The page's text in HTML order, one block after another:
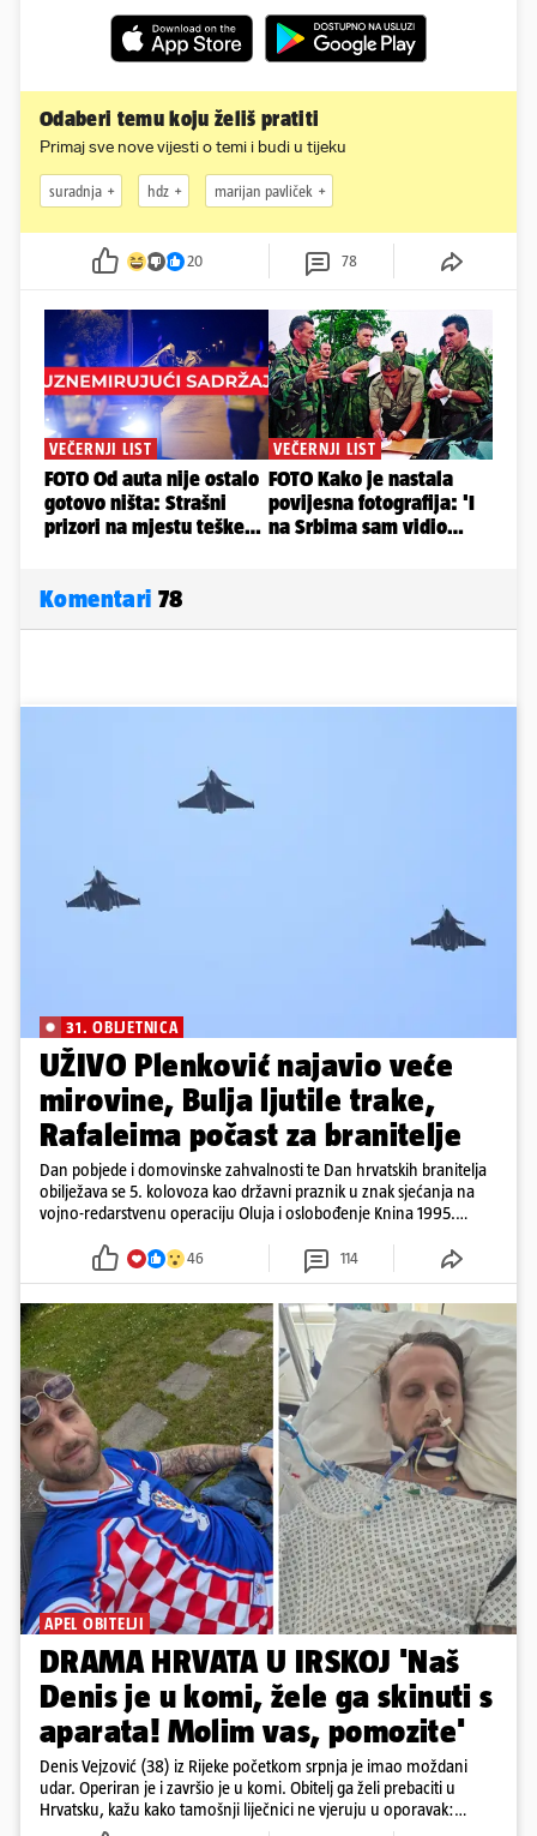
Odaberi temu koju želiš pratiti
Primaj sve nove vijesti o temi i budi u tijeku
suradnja hdz marijan pavliček
20 78
Komentari 78
31. OBLJETNICA
UŽIVO Plenković najavio veće
mirovine, Bulja ljutile trake,
Rafaleima počast za branitelje
Dan pobjede i domovinske zahvalnosti te Dan hrvatskih branitelja
obilježava se 5. kolovoza kao državni praznik u znak sjećanja na
vojno-redarstvenu operaciju Oluja i oslobođenje Knina 1995.
46 114
APEL OBITELJI
DRAMA HRVATA U IRSKOJ 'Naš
Denis je u komi, žele ga skinuti s
aparata! Molim vas, pomozite'
Denis Vejzović (38) iz Rijeke početkom srpnja je imao moždani
udar. Operiran je i završio je u komi. Obitelj ga želi prebaciti u
Hrvatsku, kažu kako tamošnji liječnici ne vjeruju u oporavak:
'Imamo 72 sata'